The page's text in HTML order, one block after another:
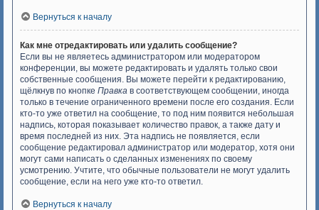
Вернуться к началу
Как мне отредактировать или удалить сообщение?
Если вы не являетесь администратором или модератором
конференции, вы можете редактировать и удалять только свои
собственные сообщения. Вы можете перейти к редактированию,
щёлкнув по кнопке Правка в соответствующем сообщении, иногда
только в течение ограниченного времени после его создания. Если
кто-то уже ответил на сообщение, то под ним появится небольшая
надпись, которая показывает количество правок, а также дату и
время последней из них. Эта надпись не появляется, если
сообщение редактировал администратор или модератор, хотя они
могут сами написать о сделанных изменениях по своему
усмотрению. Учтите, что обычные пользователи не могут удалить
сообщение, если на него уже кто-то ответил.
Вернуться к началу